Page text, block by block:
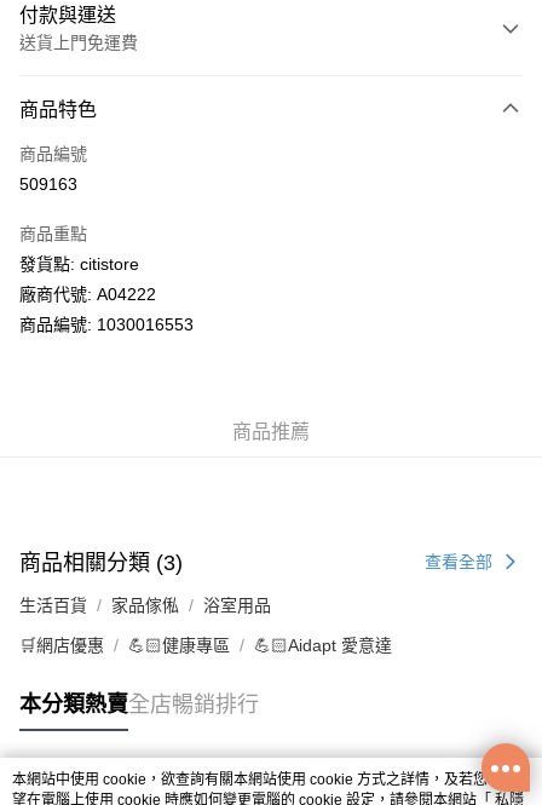
付款與運送
送貨上門免運費
信用卡
AlipayHK
WeChat Pay
送貨方式
商品特色
商品編號
509163
商品重點
發貨點: citistore
廠商代號: A04222
商品編號: 1030016553
商品推薦
商品相關分類 (3) 查看全部
生活百貨 家品傢俬 浴室用品
🛒網店優惠 💪🏻健康專區 💪🏻Aidapt 愛意達
本分類熱賣全店暢銷排行
熱門標籤
本網站中使用 cookie，欲查詢有關本網站使用 cookie 方式之詳情，及若您不希
望在電腦上使用 cookie 時應如何變更電腦的 cookie 設定，請參閱本網站「 私隱